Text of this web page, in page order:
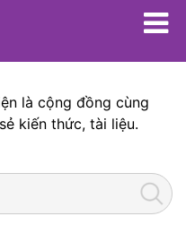
là cộng đồng cùng
kiến thức, tài liệu.